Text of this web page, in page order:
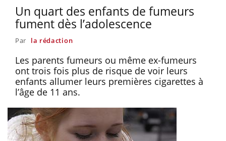
Un quart des enfants de fumeurs
fument dès l’adolescence
Par la rédaction
Les parents fumeurs ou même ex-fumeurs
ont trois fois plus de risque de voir leurs
enfants allumer leurs premières cigarettes à
l’âge de 11 ans.